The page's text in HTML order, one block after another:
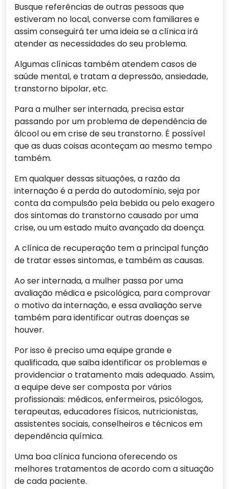
Busque referências de outras pessoas que
estiveram no local, converse com familiares e
assim conseguirá ter uma ideia se a clínica irá
atender as necessidades do seu problema.
Algumas clínicas também atendem casos de
saúde mental, e tratam a depressão, ansiedade,
transtorno bipolar, etc.
Para a mulher ser internada, precisa estar
passando por um problema de dependência de
álcool ou em crise de seu transtorno. É possível
que as duas coisas aconteçam ao mesmo tempo
também.
Em qualquer dessas situações, a razão da
internação é a perda do autodomínio, seja por
conta da compulsão pela bebida ou pelo exagero
dos sintomas do transtorno causado por uma
crise, ou um estado muito avançado da doença.
A clínica de recuperação tem a principal função
de tratar esses sintomas, e também as causas.
Ao ser internada, a mulher passa por uma
avaliação médica e psicológica, para comprovar
o motivo da internação, e essa avaliação serve
também para identificar outras doenças se
houver.
Por isso é preciso uma equipe grande e
qualificada, que saiba identificar os problemas e
providenciar o tratamento mais adequado. Assim,
a equipe deve ser composta por vários
profissionais: médicos, enfermeiros, psicólogos,
terapeutas, educadores físicos, nutricionistas,
assistentes sociais, conselheiros e técnicos em
dependência química.
Uma boa clínica funciona oferecendo os
melhores tratamentos de acordo com a situação
de cada paciente.